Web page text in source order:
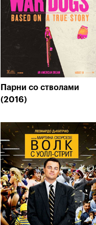
Парни со стволами
(2016)